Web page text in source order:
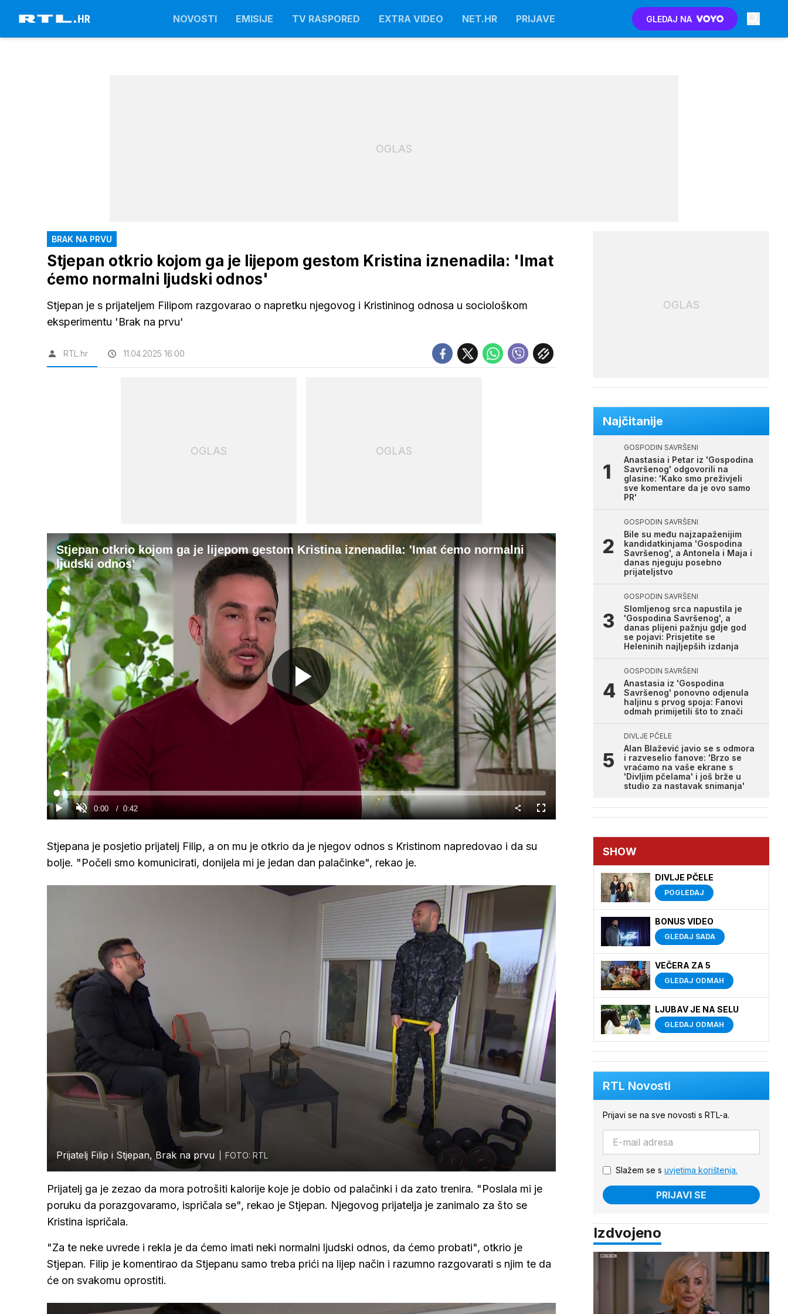
NOVOSTI EMISIJE TV RASPORED EXTRA VIDEO NET.HR PRIJAVE GLEDAJ NA
OGLAS
BRAK NA PRVU
Stjepan otkrio kojom ga je lijepom gestom Kristina iznenadila: 'Imat
ćemo normalni ljudski odnos'
Stjepan je s prijateljem Filipom razgovarao o napretku njegovog i Kristininog odnosa u sociološkom
eksperimentu 'Brak na prvu'
RTL.hr 11.04.2025 16:00
OGLAS OGLAS
Stjepan otkrio kojom ga je lijepom gestom Kristina iznenadila: 'Imat ćemo normalni
ljudski odnos'
Gledaj
GledajUpali
zvuk
Current
0:00 / Duration
0:42
Loaded:
0%
Cijeli
zaslon
Stjepana je posjetio prijatelj Filip, a on mu je otkrio da je njegov odnos s Kristinom napredovao i da su
bolje. "Počeli smo komunicirati, donijela mi je jedan dan palačinke", rekao je.
Prijatelj Filip i Stjepan, Brak na prvu FOTO: RTL
Prijatelj ga je zezao da mora potrošiti kalorije koje je dobio od palačinki i da zato trenira. "Poslala mi je
poruku da porazgovaramo, ispričala se", rekao je Stjepan. Njegovog prijatelja je zanimalo za što se
Kristina ispričala.
"Za te neke uvrede i rekla je da ćemo imati neki normalni ljudski odnos, da ćemo probati", otkrio je
Stjepan. Filip je komentirao da Stjepanu samo treba prići na lijep način i razumno razgovarati s njim te da
će on svakomu oprostiti.
OGLAS
Najčitanije
GOSPODIN SAVRŠENI
Anastasia i Petar iz 'Gospodina
Savršenog' odgovorili na
glasine: 'Kako smo preživjeli
sve komentare da je ovo samo
PR'
GOSPODIN SAVRŠENI
Bile su među najzapaženijim
kandidatkinjama 'Gospodina
Savršenog', a Antonela i Maja i
danas njeguju posebno
prijateljstvo
GOSPODIN SAVRŠENI
Slomljenog srca napustila je
'Gospodina Savršenog', a
danas plijeni pažnju gdje god
se pojavi: Prisjetite se
Heleninih najljepših izdanja
GOSPODIN SAVRŠENI
Anastasia iz 'Gospodina
Savršenog' ponovno odjenula
haljinu s prvog spoja: Fanovi
odmah primijetili što to znači
DIVLJE PČELE
Alan Blažević javio se s odmora
i razveselio fanove: 'Brzo se
vraćamo na vaše ekrane s
'Divljim pčelama' i još brže u
studio za nastavak snimanja'
SHOW
DIVLJE PČELE
POGLEDAJ
BONUS VIDEO
GLEDAJ SADA
VEČERA ZA 5
GLEDAJ ODMAH
LJUBAV JE NA SELU
GLEDAJ ODMAH
RTL Novosti
Prijavi se na sve novosti s RTL-a.
Slažem se s uvjetima korištenja.
PRIJAVI SE
Izdvojeno